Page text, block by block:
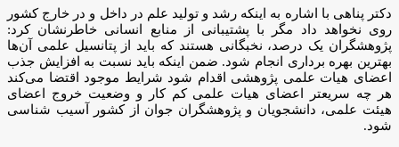
دکتر پناهی با اشاره به اینکه رشد و تولید علم در داخل و در خارج کشور
روی نخواهد داد مگر با پشتیبانی از منابع انسانی خاطرنشان کرد:
پژوهشگران یک درصد، نخبگانی هستند که باید از پتانسیل علمی آن‌ها
بهترین بهره برداری انجام شود. ضمن اینکه باید نسبت به افزایش جذب
اعضای هیات علمی پژوهشی اقدام شود شرایط موجود اقتضا می‌کند
هر چه سریعتر اعضای هیات علمی کم کار و وضعیت خروج اعضای
هیئت علمی، دانشجویان و پژوهشگران جوان از کشور آسیب شناسی
شود.